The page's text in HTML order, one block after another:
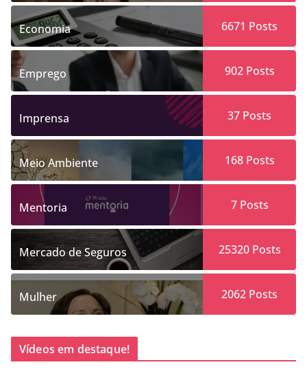
Economia 6671 Posts
Emprego 902Posts
Imprensa 37 Posts
Meio Ambiente 168Posts
Mentoria 7Posts
Mercado de Seguros 25320Posts
Mulher 2062 Posts
Vídeos em destaque!